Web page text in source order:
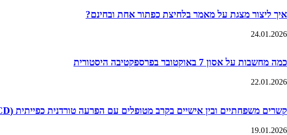
איך ליצור מצגת על מאמר בלחיצת כפתור אחת ובחינם?
24.01.2026
כמה מחשבות על אסון 7 באוקטובר בפרספקטיבה היסטורית
22.01.2026
קשרים משפחתיים ובין אישיים בקרב מטופלים עם הפרעה טורדנית כפייתית (OCD)
19.01.2026